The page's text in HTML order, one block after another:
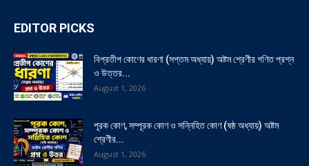
EDITOR PICKS
বিপ্রতীপ কোণের ধারণা (সপ্তম অধ্যায়) অষ্টম শ্রেণীর গণিত প্রশ্ন
ও উত্তর...
August 1, 2026
পূরক কোণ, সম্পূরক কোণ ও সন্নিহিত কোণ (ষষ্ঠ অধ্যায়) অষ্টম
শ্রেণীর...
August 1, 2026